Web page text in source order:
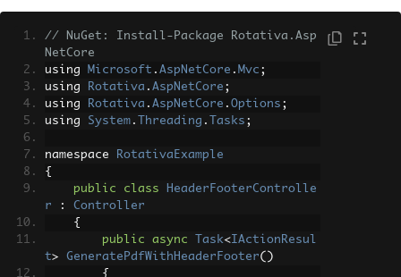
// NuGet: Install-Package Rotativa.Asp
NetCore
using Microsoft . AspNetCore . Mvc ;
using
Rotativa . AspNetCore ;
using
Rotativa . AspNetCore . Options ;
using System . Threading . Tasks ;
namespace
RotativaExample
{
public
class
HeaderFooterControlle
r
:
Controller
{
public
async Task<IActionResul
t> GeneratePdfWithHeaderFooter()
{